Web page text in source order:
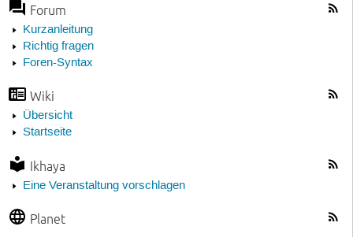
Forum
Kurzanleitung
Richtig fragen
Foren-Syntax
Wiki
Übersicht
Startseite
Ikhaya
Eine Veranstaltung vorschlagen
Planet